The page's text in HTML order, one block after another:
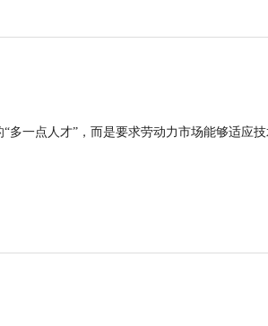
多一点人才”，而是要求劳动力市场能够适应